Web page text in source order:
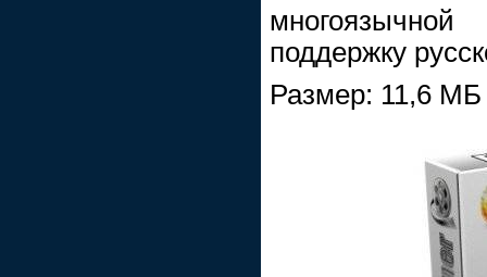
поддержку
Размер: 11,6 МБ